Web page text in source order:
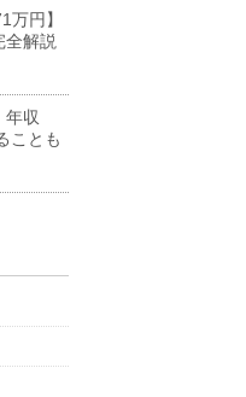
万円】
全解説
年収
ことも